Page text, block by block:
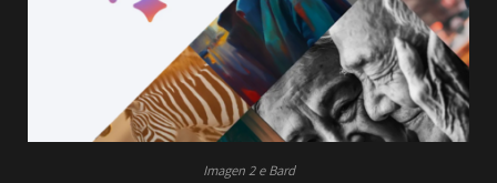
Imagen 2 e Bard